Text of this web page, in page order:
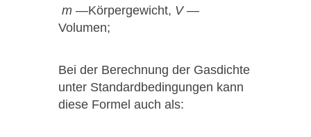
m —Körpergewicht, V—
Volumen;
Bei der Berechnung der Gasdichte
unter Standardbedingungen kann
diese Formel auch als: